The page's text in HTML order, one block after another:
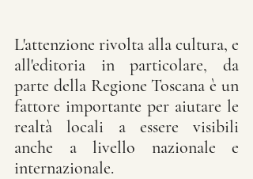
L'attenzione rivolta alla cultura, e
all'editoria in particolare, da
parte della Regione Toscana è un
fattore importante per aiutare le
realtà locali a essere visibili
anche a livello nazionale e
internazionale.